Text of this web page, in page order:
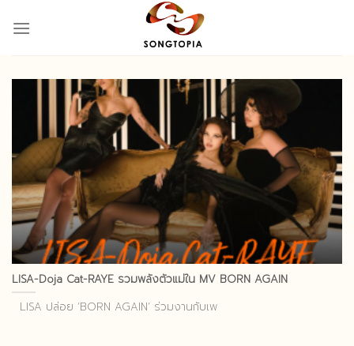
LISA-Doja Cat-RAYE รวมพลังตัวแม่ใน MV BORN AGAIN
LISA ปล่อย ‘BORN AGAIN’ ร่วมงานกับเพ